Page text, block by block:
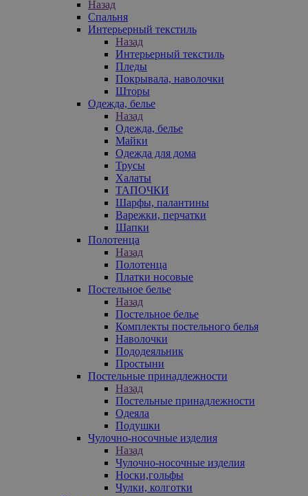
Назад
Спальня
Интерьерный текстиль
Назад
Интерьерный текстиль
Пледы
Покрывала, наволочки
Шторы
Одежда, белье
Назад
Одежда, белье
Майки
Одежда для дома
Трусы
Халаты
ТАПОЧКИ
Шарфы, палантины
Варежки, перчатки
Шапки
Полотенца
Назад
Полотенца
Платки носовые
Постельное белье
Назад
Постельное белье
Комплекты постельного белья
Наволочки
Пододеяльник
Простыни
Постельные принадлежности
Назад
Постельные принадлежности
Одеяла
Подушки
Чулочно-носочные изделия
Назад
Чулочно-носочные изделия
Носки,гольфы
Чулки, колготки